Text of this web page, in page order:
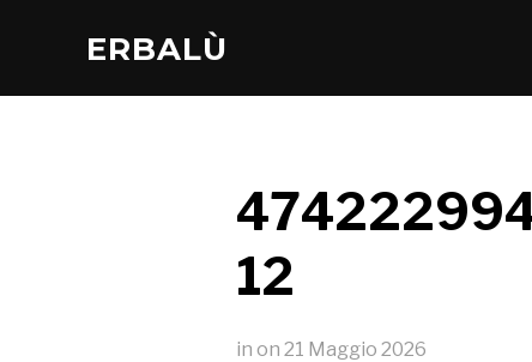
ERBALÙ
12
in on 21 Maggio 2026